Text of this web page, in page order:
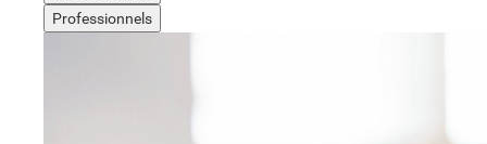
Professionnels